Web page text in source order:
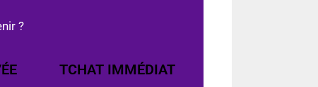
?
TCHAT IMMÉDIAT